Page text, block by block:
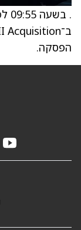
הפסקה.